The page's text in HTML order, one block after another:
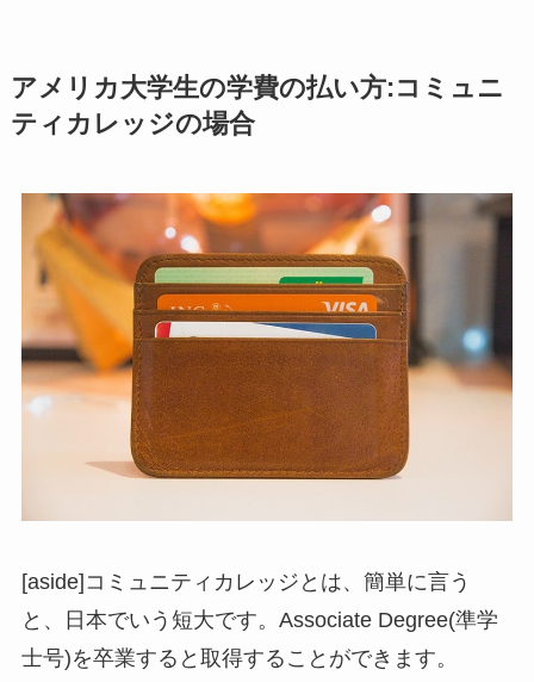
アメリカ大学生の学費の払い方:コミュニ
ティカレッジの場合
[aside]コミュニティカレッジとは、簡単に言う
と、日本でいう短大です。Associate Degree(準学
士号)を卒業すると取得することができます。